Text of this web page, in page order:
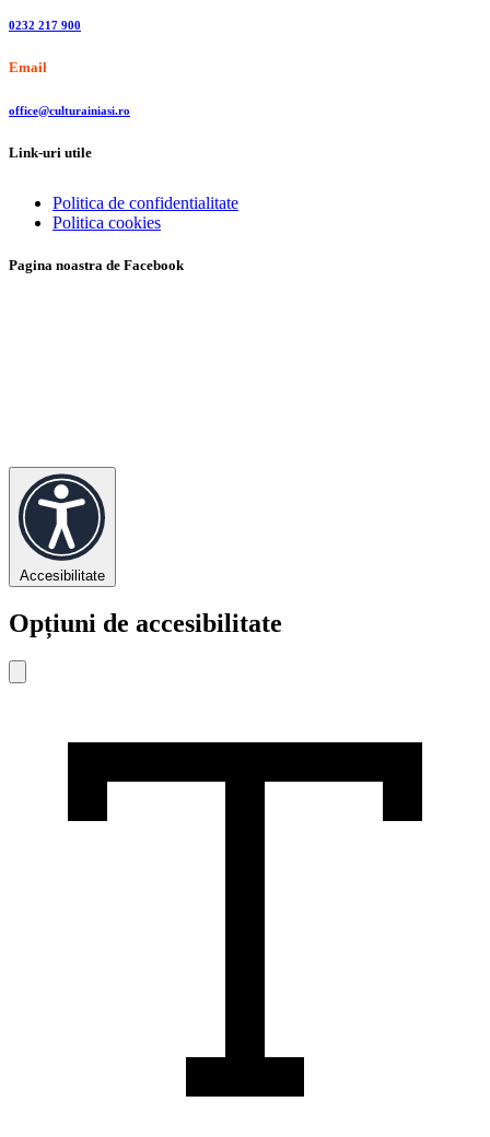
0232 217 900
Email
office@culturainiasi.ro
Link-uri utile
Politica de confidentialitate
Politica cookies
Pagina noastra de Facebook
Accesibilitate
Opțiuni de accesibilitate